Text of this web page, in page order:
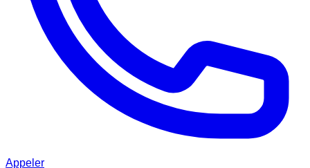
Appeler